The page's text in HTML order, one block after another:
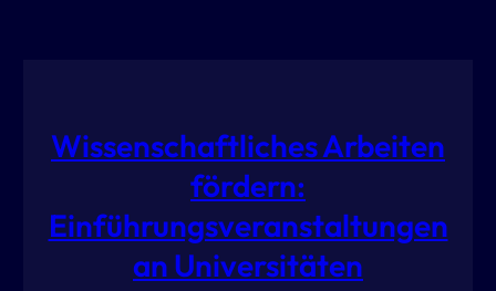
Wissenschaftliches Arbeiten
fördern:
Einführungsveranstaltungen
an Universitäten